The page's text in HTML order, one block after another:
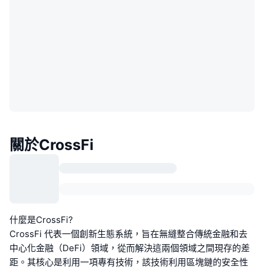
關於CrossFi
什麼是CrossFi?
CrossFi 代表一個創新生態系統，旨在無縫整合傳統金融和去
中心化金融（DeFi）領域，從而解決這兩個領域之間現存的差
距。其核心是利用一項專有技術，該技術利用區塊鏈的安全性